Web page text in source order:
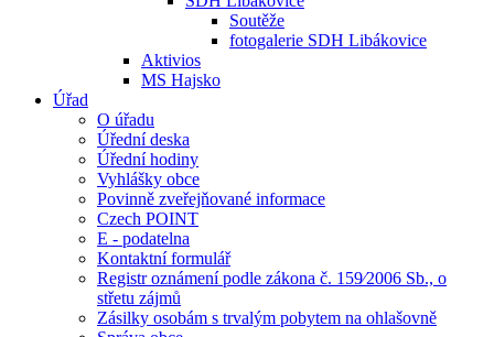
Soutěže
fotogalerie SDH Libákovice
Aktivios
MS Hajsko
Úřad
O úřadu
Úřední deska
Úřední hodiny
Vyhlášky obce
Povinně zveřejňované informace
Czech POINT
E - podatelna
Kontaktní formulář
Registr oznámení podle zákona č. 159⁄2006 Sb., o
střetu zájmů
Zásilky osobám s trvalým pobytem na ohlašovně